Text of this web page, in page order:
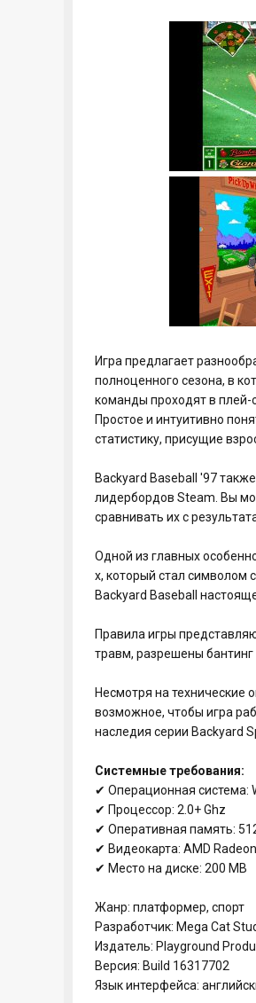
Игра предлагает
полноценного сезона, в
команды проходят в плей-
Простое и интуитивно
статистику, присущие
Backyard Baseball '97
лидербордов Steam. Вы
сравнивать их с
Одной из главных
х, который стал символом
Backyard Baseball
Правила игры
травм, разрешены бантинг
Несмотря на технические
возможное, чтобы игра
наследия серии Backyard
Системные требования:
✔ Операционная система:
✔ Процессор: 2.0+ Ghz
✔ Оперативная память:
✔ Видеокарта: AMD
✔ Место на диске: 200 MB
Жанр: платформер, спорт
Разработчик: Mega Cat
Издатель: Playground
Версия: Build 16317702
Язык интерфейса: